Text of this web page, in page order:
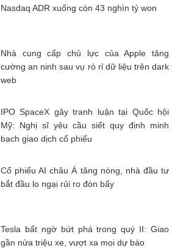
Nasdaq ADR xuống còn 43 nghìn tỷ won
Nhà cung cấp chủ lực của Apple tăng
cường an ninh sau vụ rò rỉ dữ liệu trên dark
web
IPO SpaceX gây tranh luận tại Quốc hội
Mỹ: Nghị sĩ yêu cầu siết quy định minh
bạch giao dịch cổ phiếu
Cổ phiếu AI châu Á tăng nóng, nhà đầu tư
bắt đầu lo ngại rủi ro đòn bẩy
Tesla bất ngờ bứt phá trong quý II: Giao
gần nửa triệu xe, vượt xa mọi dự báo